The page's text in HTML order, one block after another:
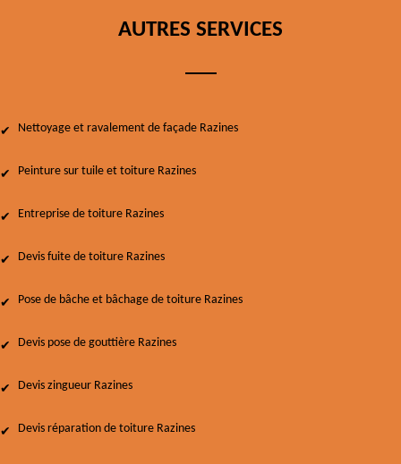
AUTRES SERVICES
Nettoyage et ravalement de façade Razines
Peinture sur tuile et toiture Razines
Entreprise de toiture Razines
Devis fuite de toiture Razines
Pose de bâche et bâchage de toiture Razines
Devis pose de gouttière Razines
Devis zingueur Razines
Devis réparation de toiture Razines